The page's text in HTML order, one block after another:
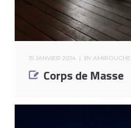
15 JANVIER 2014 BY AMIROUCHE
Corps de Masse